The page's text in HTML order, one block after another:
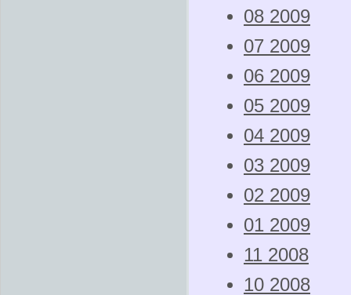
08 2009
07 2009
06 2009
05 2009
04 2009
03 2009
02 2009
01 2009
11 2008
10 2008